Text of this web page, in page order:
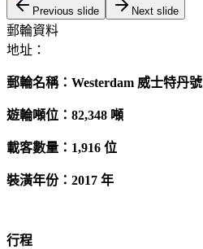
Previous slide Next slide
郵輪資料
地址：
郵輪名稱：Westerdam 威士特丹號
遊輪噸位：82,348 噸
載客數量：1,916 位
裝潢年份：2017 年
行程